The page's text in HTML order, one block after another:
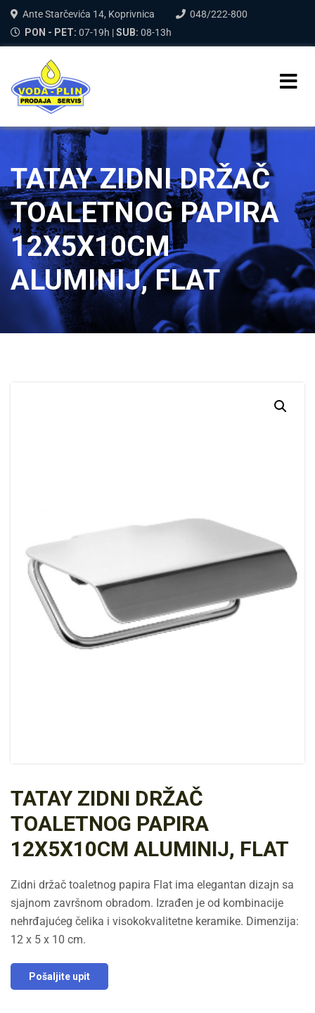
Ante Starčevića 14, Koprivnica
048/222-800
PON - PET: 07-19h |SUB: 08-13h
TATAY ZIDNI DRŽAČ
TOALETNOG PAPIRA
12X5X10CM
ALUMINIJ, FLAT
TATAY ZIDNI DRŽAČ
TOALETNOG PAPIRA
12X5X10CM ALUMINIJ, FLAT
Zidni držač toaletnog papira Flat ima elegantan dizajn sa
sjajnom završnom obradom. Izrađen je od kombinacije
nehrđajućeg čelika i visokokvalitetne keramike. Dimenzija:
12 x 5 x 10 cm.
Pošaljite upit